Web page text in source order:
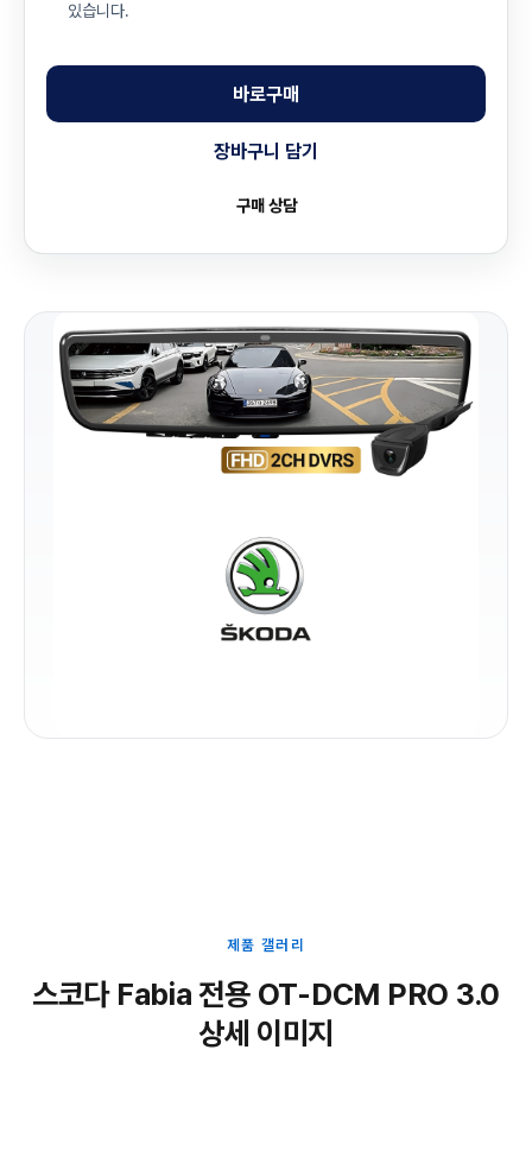
있습니다.
바로구매
장바구니 담기
구매 상담
제품 갤러리
스코다 Fabia 전용 OT-DCM PRO 3.0
상세 이미지